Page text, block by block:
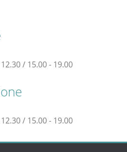
/ 15.00 - 19.00
/ 15.00 - 19.00